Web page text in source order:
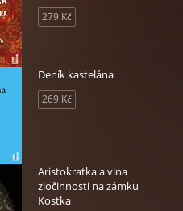
279 Kč
Deník kastelána
269 Kč
Aristokratka a vlna
zločinnosti na zámku
Kostka